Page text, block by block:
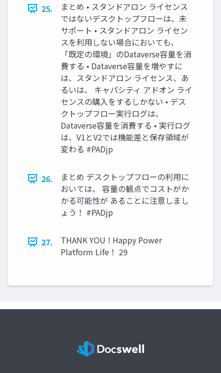
25.
まとめ • スタンドアロン ライセンス
ではないデスクトップフローは、未
サポート • スタンドアロン ライセン
スを利用しない場合においても、
「既定の環境」のDataverse容量を消
費する • Dataverse容量を増やすに
は、スタンドアロン ライセンス、あ
るいは、 キャパシティ アドオン ライ
センスの購入をするしかない • デス
クトップフロー実行ログは、
Dataverse容量を消費する • 実行ログ
は、V1とV2では機能差と保存領域が
変わる #PADjp
26.
まとめ デスクトップフローの利用に
おいては、 容量の観点でコストがか
かる可能性が あることに注意しまし
ょう！ #PADjp
27.
THANK YOU ! Happy Power
Platform Life！ 29